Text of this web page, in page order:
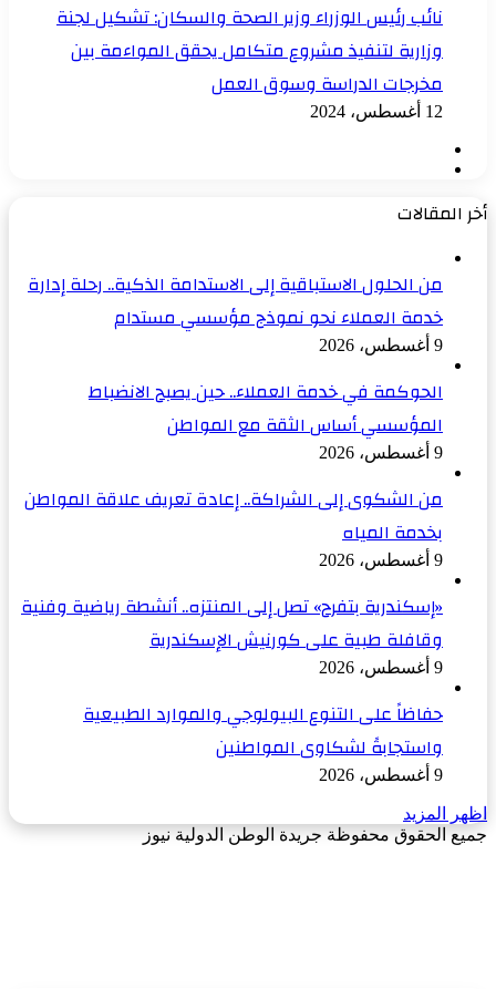
نائب رئيس الوزراء وزير الصحة والسكان: تشكيل لجنة
وزارية لتنفيذ مشروع متكامل يحقق المواءمة بين
مخرجات الدراسة وسوق العمل
12 أغسطس، 2024
أخر المقالات
من الحلول الاستباقية إلى الاستدامة الذكية.. رحلة إدارة
خدمة العملاء نحو نموذج مؤسسي مستدام
9 أغسطس، 2026
الحوكمة في خدمة العملاء.. حين يصبح الانضباط
المؤسسي أساس الثقة مع المواطن
9 أغسطس، 2026
من الشكوى إلى الشراكة.. إعادة تعريف علاقة المواطن
بخدمة المياه
9 أغسطس، 2026
«إسكندرية بتفرح» تصل إلى المنتزه.. أنشطة رياضية وفنية
وقافلة طبية على كورنيش الإسكندرية
9 أغسطس، 2026
حفاظاً على التنوع البيولوجي والموارد الطبيعية
واستجابةً لشكاوى المواطنين
9 أغسطس، 2026
اظهر المزيد
جميع الحقوق محفوظة جريدة الوطن الدولية نيوز